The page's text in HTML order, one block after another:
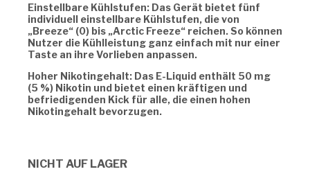
Einstellbare Kühlstufen: Das Gerät bietet fünf
individuell einstellbare Kühlstufen, die von
„Breeze“ (0) bis „Arctic Freeze“ reichen. So können
Nutzer die Kühlleistung ganz einfach mit nur einer
Taste an ihre Vorlieben anpassen.
Hoher Nikotingehalt: Das E-Liquid enthält 50 mg
(5 %) Nikotin und bietet einen kräftigen und
befriedigenden Kick für alle, die einen hohen
Nikotingehalt bevorzugen.
NICHT AUF LAGER